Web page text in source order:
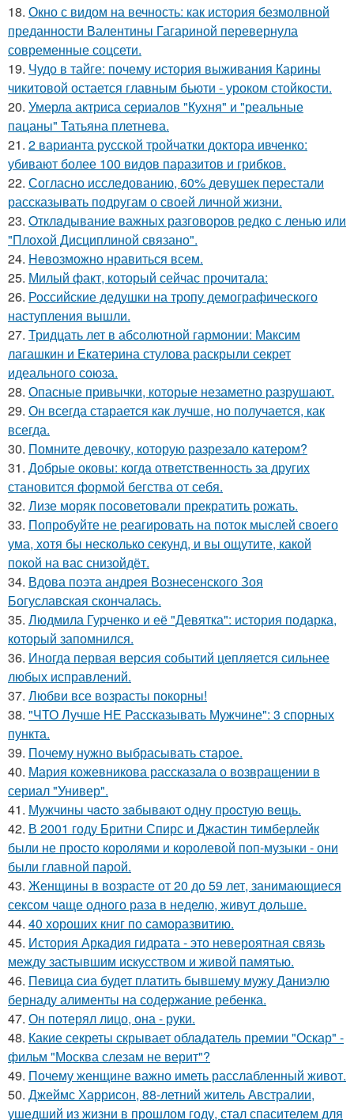
18. Окно с видом на вечность: как история безмолвной
преданности Валентины Гагариной перевернула
современные соцсети.
19. Чудо в тайге: почему история выживания Карины
чикитовой остается главным бьюти - уроком стойкости.
20. Умерла актриса сериалов "Кухня" и "реальные
пацаны" Татьяна плетнева.
21. 2 варианта русской тройчатки доктора ивченко:
убивают более 100 видов паразитов и грибков.
22. Согласно исследованию, 60% девушек перестали
рассказывать подругам о своей личной жизни.
23. Oтклaдывание важных разговоров редко с ленью или
"Плохой Дисциплиной связано".
24. Heвозможно нравиться всем.
25. Милый факт, который сейчас прочитала:
26. Российские дедушки на тропу демографического
наступления вышли.
27. Тридцать лет в абсолютной гармонии: Максим
лагашкин и Екатерина стулова раскрыли секрет
идеального союза.
28. Опасные привычки, которые незаметно разрушают.
29. Он всегда старается как лучше, но получается, как
всегда.
30. Помните девочку, которую разрезало катером?
31. Добрые оковы: когда ответственность за других
становится формой бегства от себя.
32. Лизе моряк посоветовали прекратить рожать.
33. Попробуйте не реагировать на поток мыслей своего
ума, хотя бы несколько секунд, и вы ощутите, какой
покой на вас снизойдёт.
34. Вдова поэта андрея Вознесенского Зоя
Богуславская скончалась.
35. Людмила Гурченко и её "Девятка": история подарка,
который запомнился.
36. Иногда первая версия событий цепляется сильнее
любых исправлений.
37. Любви все возрасты покорны!
38. "ЧТО Лучше НЕ Рассказывать Мужчине": 3 спорных
пункта.
39. Почему нужно выбрасывать старое.
40. Мария кожевникова рассказала о возвращении в
сериал "Универ".
41. Мужчины чacтo зaбывaют oдну пpocтую вeщь.
42. В 2001 году Бритни Спирс и Джастин тимберлейк
были не просто королями и королевой поп-музыки - они
были главной парой.
43. Женщины в возрасте от 20 до 59 лет, занимающиеся
сексом чаще одного раза в неделю, живут дольше.
44. 40 хороших книг по саморазвитию.
45. История Аркадия гидрата - это невероятная связь
между застывшим искусством и живой памятью.
46. Певица сиа будет платить бывшему мужу Даниэлю
бернаду алименты на содержание ребенка.
47. Он потерял лицо, она - руки.
48. Какие секреты скрывает обладатель премии "Оскар" -
фильм "Москва слезам не верит"?
49. Почему женщине важно иметь расслабленный живот.
50. Джеймс Харрисон, 88-летний житель Австралии,
ушедший из жизни в прошлом году, стал спасителем для